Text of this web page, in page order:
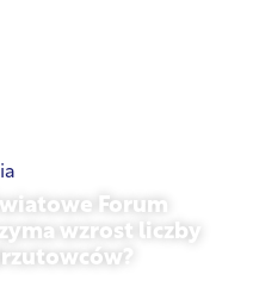
Forum
wzrost liczby